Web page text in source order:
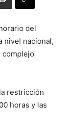
del
nivel nacional,
complejo
restricción
horas y las